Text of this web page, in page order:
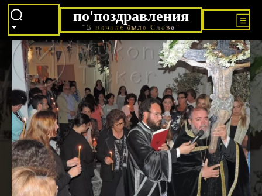
по'поздравления
"В начале было Слово"